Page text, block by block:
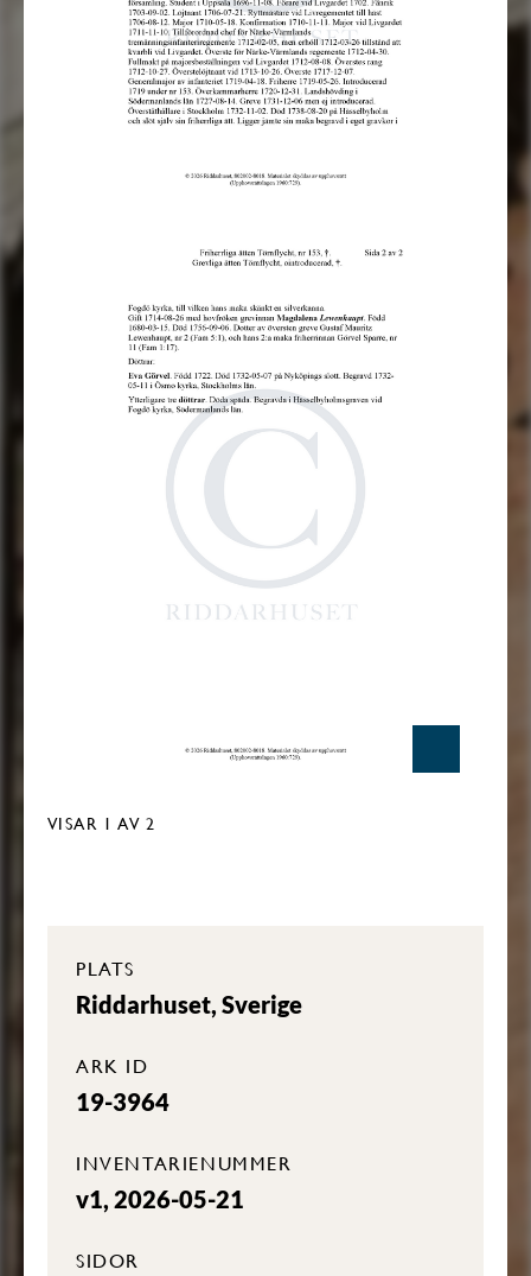
VISAR 1 AV 2
PLATS
Riddarhuset, Sverige
ARK ID
19-3964
INVENTARIENUMMER
v1, 2026-05-21
SIDOR